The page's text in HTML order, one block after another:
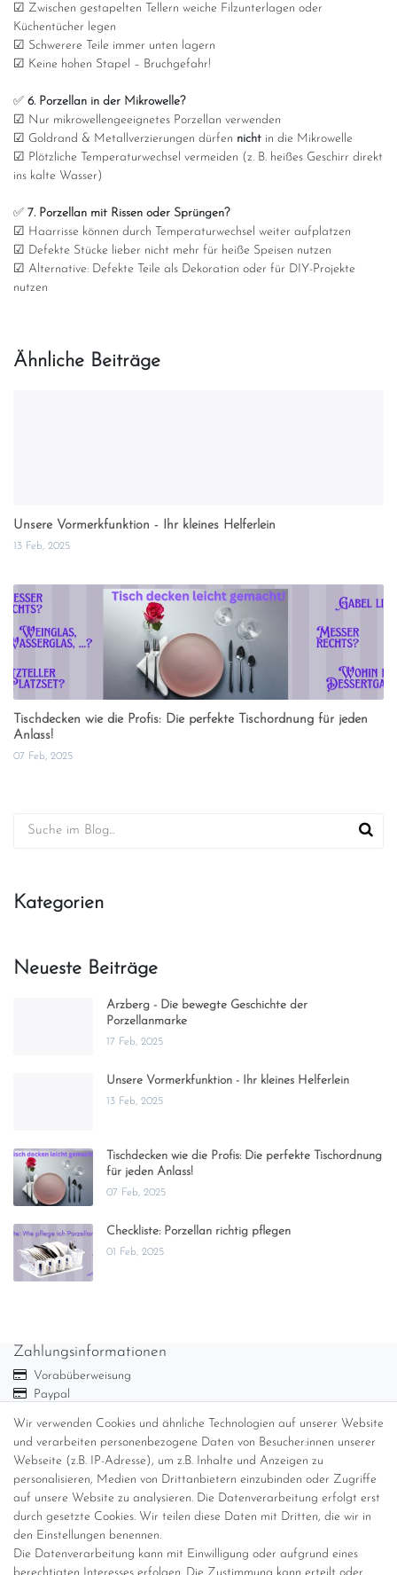
☑ Zwischen gestapelten Tellern weiche Filzunterlagen oder
Küchentücher legen
☑ Schwerere Teile immer unten lagern
☑ Keine hohen Stapel – Bruchgefahr!
✅ 6. Porzellan in der Mikrowelle?
☑ Nur mikrowellengeeignetes Porzellan verwenden
☑ Goldrand & Metallverzierungen dürfen nicht in die Mikrowelle
☑ Plötzliche Temperaturwechsel vermeiden (z. B. heißes Geschirr direkt
ins kalte Wasser)
✅ 7. Porzellan mit Rissen oder Sprüngen?
☑ Haarrisse können durch Temperaturwechsel weiter aufplatzen
☑ Defekte Stücke lieber nicht mehr für heiße Speisen nutzen
☑ Alternative: Defekte Teile als Dekoration oder für DIY-Projekte
nutzen
Ähnliche Beiträge
Unsere Vormerkfunktion - Ihr kleines Helferlein
13 Feb, 2025
Tischdecken wie die Profis: Die perfekte Tischordnung für jeden
Anlass!
07 Feb, 2025
Kategorien
Neueste Beiträge
Arzberg - Die bewegte Geschichte der
Porzellanmarke
17 Feb, 2025
Unsere Vormerkfunktion - Ihr kleines Helferlein
13 Feb, 2025
Tischdecken wie die Profis: Die perfekte Tischordnung
für jeden Anlass!
07 Feb, 2025
Checkliste: Porzellan richtig pflegen
01 Feb, 2025
Wir verwenden Cookies und ähnliche Technologien auf unserer Website
und verarbeiten personenbezogene Daten von Besucher:innen unserer
Webseite (z.B. IP-Adresse), um z.B. Inhalte und Anzeigen zu
personalisieren, Medien von Drittanbietern einzubinden oder Zugriffe
auf unsere Website zu analysieren. Die Datenverarbeitung erfolgt erst
durch gesetzte Cookies. Wir teilen diese Daten mit Dritten, die wir in
den Einstellungen benennen.
Die Datenverarbeitung kann mit Einwilligung oder aufgrund eines
Zahlungsinformationen
Vorabüberweisung
Paypal
Versandinformationen
Versand per GLS (6,90 Euro) oder DHL (8,49 Euro ) inkl. MwSt.
(innerhalb Deutschlands)
kostenfreie Lieferung ab 150 Euro Warenwert (innerhalb
Deutschlands)